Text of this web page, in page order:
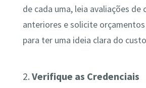
de cada uma, leia avaliações de
anteriores e solicite
para ter uma ideia clara do
2. Verifique as Credenciais